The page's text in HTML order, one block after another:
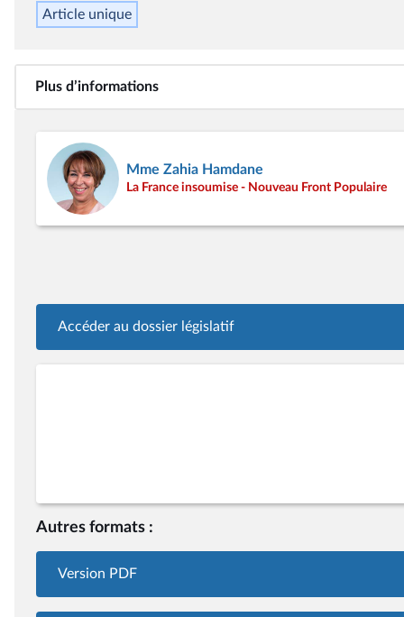
Article unique
Plus d’informations
Mme Zahia Hamdane
La France insoumise - Nouveau Front Populaire
Accéder au dossier législatif
Autres formats :
Version PDF